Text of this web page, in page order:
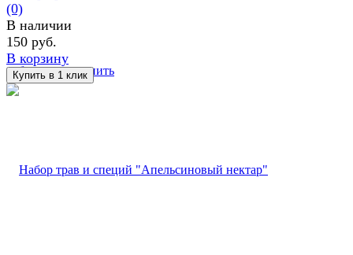
избранное сравнить
(0)
В наличии
150 руб.
В корзину